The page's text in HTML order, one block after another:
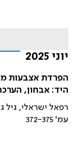
יוני 2025
הפרדת אצבעות
היד: אבחון,
רפאל ישראלי, גיל
עמ' 372-375